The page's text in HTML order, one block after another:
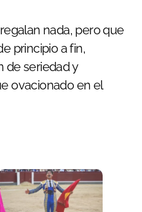
nada, pero que
principio a fin,
de seriedad y
ovacionado en el